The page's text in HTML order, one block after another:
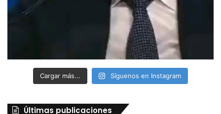
Cargar más... Síguenos en Instagram
Últimas publicaciones